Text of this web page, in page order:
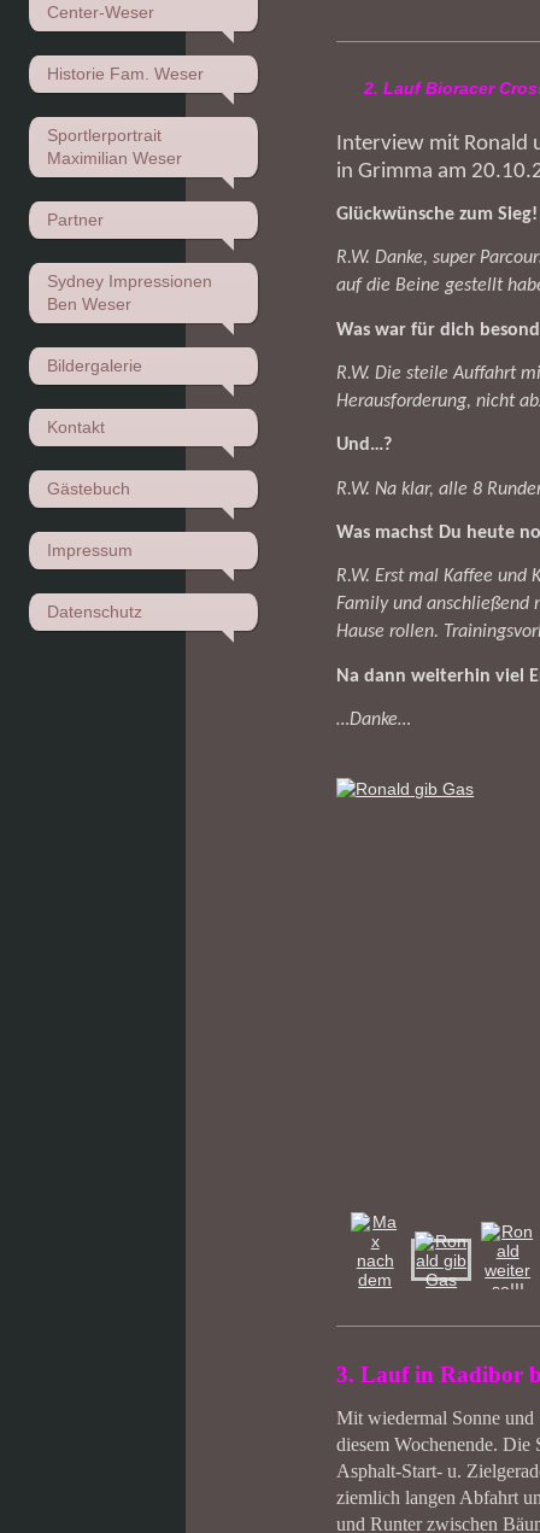
Center-Weser
Historie Fam. Weser
Sportlerportrait
Maximilian Weser
Partner
Sydney Impressionen
Ben Weser
Bildergalerie
Kontakt
Gästebuch
Impressum
Datenschutz
2. Lauf Bioracer
Interview mit Ronald
in Grimma am
Glückwünsche zum
R.W. Danke, super
auf die Beine gestellt
Was war für dich
R.W. Die steile Auffahrt
Herausforderung, nicht
Und…?
R.W. Na klar, alle 8
Was machst Du heute
R.W. Erst mal Kaffee und
Family und anschließend
Hause rollen.
Na dann weiterhin viel
…Danke…
3. Lauf in Radibor
Mit wiedermal Sonne
diesem Wochenende. Die
Asphalt-Start- u.
ziemlich langen Abfahrt
und Runter zwischen